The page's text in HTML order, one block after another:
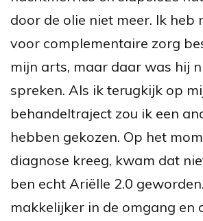
door de olie niet meer. Ik heb
voor complementaire zorg
mijn arts, maar daar was hij
spreken. Als ik terugkijk op
behandeltraject zou ik een
hebben gekozen. Op het
diagnose kreeg, kwam dat
ben echt Ariëlle 2.0
makkelijker in de omgang en